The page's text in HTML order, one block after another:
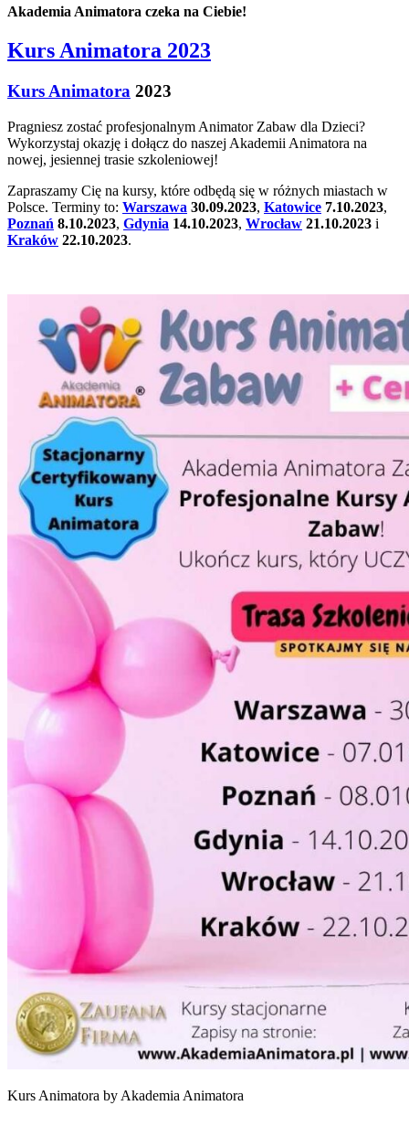
Akademia Animatora czeka na Ciebie!
Kurs Animatora 2023
Kurs Animatora 2023
Pragniesz zostać profesjonalnym Animator Zabaw dla Dzieci?
Wykorzystaj okazję i dołącz do naszej Akademii Animatora na
nowej, jesiennej trasie szkoleniowej!
Zapraszamy Cię na kursy, które odbędą się w różnych miastach w
Polsce. Terminy to: Warszawa 30.09.2023, Katowice 7.10.2023,
Poznań 8.10.2023, Gdynia 14.10.2023, Wrocław 21.10.2023 i
Kraków 22.10.2023.
Kurs Animatora by Akademia Animatora